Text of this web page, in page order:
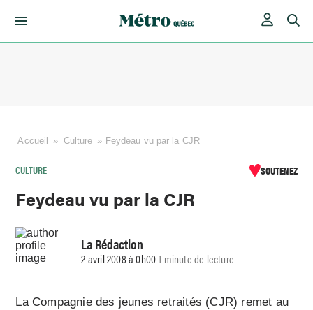
Accueil » Culture » Feydeau vu par la CJR
CULTURE SOUTENEZ
Feydeau vu par la CJR
La Rédaction
2 avril 2008 à 0h001 minute de lecture
La Compagnie des jeunes retraités (CJR) remet au